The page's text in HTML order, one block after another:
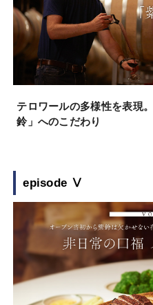
テロワールの多様性を表現
鈴」へのこだわり
episode Ⅴ